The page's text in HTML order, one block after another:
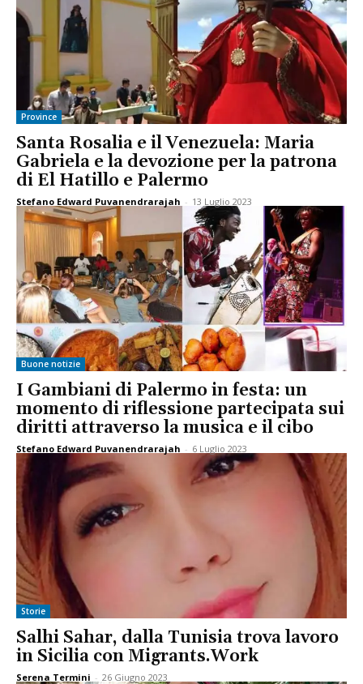
Province
Santa Rosalia e il Venezuela: Maria
Gabriela e la devozione per la patrona
di El Hatillo e Palermo
Stefano Edward Puvanendrarajah - 13 Luglio 2023
Buone notizie
I Gambiani di Palermo in festa: un
momento di riflessione partecipata sui
diritti attraverso la musica e il cibo
Stefano Edward Puvanendrarajah - 6 Luglio 2023
Storie
Salhi Sahar, dalla Tunisia trova lavoro
in Sicilia con Migrants.Work
Serena Termini - 26 Giugno 2023